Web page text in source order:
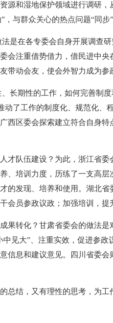
源和湿地保护领域进行调研
与群众关心的热点问题“同步”
是在各专委会自身开展调查
会注重借势借力，借民进中
带动会友，使会外智力成为参
长期性的工作，如何完善制
了工作的制度化、规范化、
西区委会探索建立符合自身特
队伍建设？为此，浙江省委
、培训力度，历练了一支高
的发现、培养和使用。湖北
员参政议政；加强培训，提
果转化？甘肃省委会的做法
见大”、注重实效，促进参
息和建议意见。四川省委
总结，又有理性的思考，为